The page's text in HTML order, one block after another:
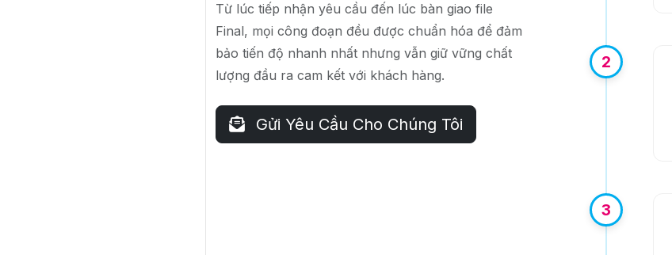
Từ lúc tiếp nhận yêu cầu đến lúc bàn giao file
Final, mọi công đoạn đều được chuẩn hóa để đảm
bảo tiến độ nhanh nhất nhưng vẫn giữ vững chất
lượng đầu ra cam kết với khách hàng.
Gửi Yêu Cầu Cho Chúng Tôi
2
3